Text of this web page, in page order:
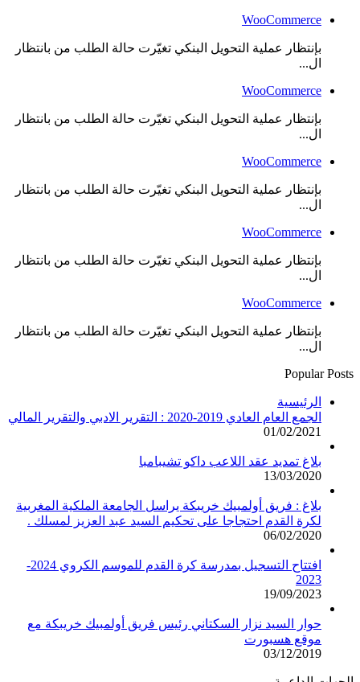
WooCommerce
بإنتظار عملية التحويل البنكي تغيّرت حالة الطلب من بانتظار
ال...
WooCommerce
بإنتظار عملية التحويل البنكي تغيّرت حالة الطلب من بانتظار
ال...
WooCommerce
بإنتظار عملية التحويل البنكي تغيّرت حالة الطلب من بانتظار
ال...
WooCommerce
بإنتظار عملية التحويل البنكي تغيّرت حالة الطلب من بانتظار
ال...
WooCommerce
بإنتظار عملية التحويل البنكي تغيّرت حالة الطلب من بانتظار
ال...
Popular Posts
الرئيسية
الجمع العام العادي 2019-2020 : التقرير الادبي والتقرير المالي
01/02/2021
بلاغ تمديد عقد اللاعب داكو تشيبامبا
13/03/2020
بلاغ : فريق أولمبيك خريبكة يراسل الجامعة الملكية المغربية
لكرة القدم احتجاجا على تحكيم السيد عبد العزيز لمسلك .
06/02/2020
افتتاح التسجيل بمدرسة كرة القدم للموسم الكروي 2024-
2023
19/09/2023
حوار السيد نزار السكتاني رئيس فريق أولمبيك خريبكة مع
موقع هسبورت
03/12/2019